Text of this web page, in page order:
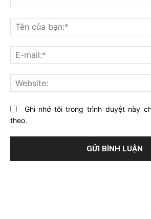
nghĩ
gì
về
bài
viết
này?
Ghi nhớ tôi trong trình duyệt này
theo.